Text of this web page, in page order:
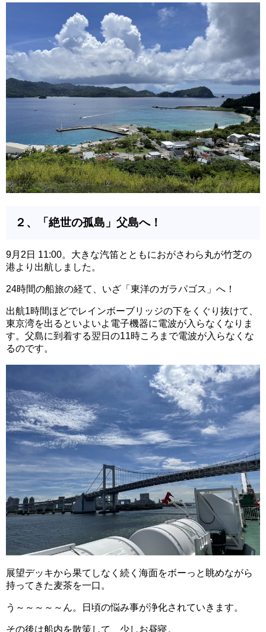
２、「絶世の孤島」父島へ！
9月2日 11:00。大きな汽笛とともにおがさわら丸が竹芝の
港より出航しました。
24時間の船旅の経て、いざ「東洋のガラパゴス」へ！
出航1時間ほどでレインボーブリッジの下をくぐり抜けて、
東京湾を出るといよいよ電子機器に電波が入らなくなりま
す。父島に到着する翌日の11時ころまで電波が入らなくな
るのです。
展望デッキから果てしなく続く海面をボーっと眺めながら
持ってきた麦茶を一口。
う～～～～～ん。日頃の悩み事が浄化されていきます。
その後は船内を散策して、少しお昼寝。